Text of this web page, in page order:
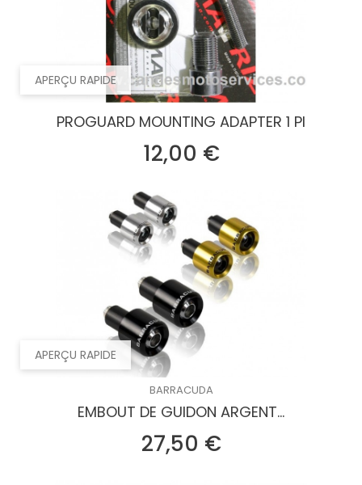
APERÇU RAPIDE
PROGUARD MOUNTING ADAPTER 1 PI
12,00 €Prix
APERÇU RAPIDE
BARRACUDA
EMBOUT DE GUIDON ARGENT...
27,50 €Prix